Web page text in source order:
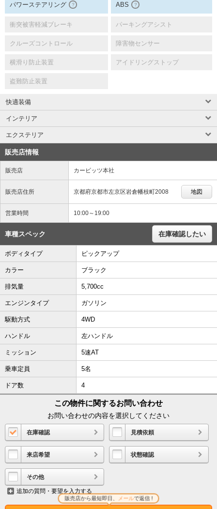
パワーステアリング ？ ABS ？
衝突被害軽減ブレーキ パーキングアシスト
クルーズコントロール 障害物センサー
横滑り防止装置 アイドリングストップ
盗難防止装置
快適装備
インテリア
エクステリア
販売店情報
販売店 カービッツ本社
販売店住所 京都府京都市左京区岩倉幡枝町2008 地図
営業時間 10:00～19:00
車種スペック 在庫確認したい
ボディタイプ ピックアップ
カラー ブラック
排気量 5,700cc
エンジンタイプ ガソリン
駆動方式 4WD
ハンドル 左ハンドル
ミッション 5速AT
乗車定員 5名
ドア数 4
この物件に関するお問い合わせ
お問い合わせの内容を選択してください
在庫確認 見積依頼
来店希望 状態確認
その他
追加の質問・要望を入力する
販売店から最短即日、 メールで返信 !